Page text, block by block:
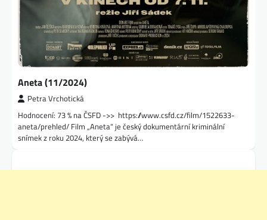
Aneta (11/2024)
Petra Vrchotická
Hodnocení: 73 % na ČSFD ->> https://www.csfd.cz/film/1522633-
aneta/prehled/ Film „Aneta“ je český dokumentární kriminální
snímek z roku 2024, který se zabývá…